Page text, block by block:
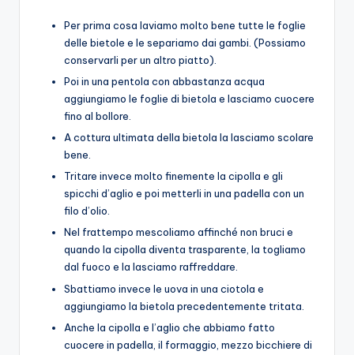
Per prima cosa laviamo molto bene tutte le foglie
delle bietole e le separiamo dai gambi. (Possiamo
conservarli per un altro piatto).
Poi in una pentola con abbastanza acqua
aggiungiamo le foglie di bietola e lasciamo cuocere
fino al bollore.
A cottura ultimata della bietola la lasciamo scolare
bene.
Tritare invece molto finemente la cipolla e gli
spicchi d’aglio e poi metterli in una padella con un
filo d’olio.
Nel frattempo mescoliamo affinché non bruci e
quando la cipolla diventa trasparente, la togliamo
dal fuoco e la lasciamo raffreddare.
Sbattiamo invece le uova in una ciotola e
aggiungiamo la bietola precedentemente tritata.
Anche la cipolla e l’aglio che abbiamo fatto
cuocere in padella, il formaggio, mezzo bicchiere di